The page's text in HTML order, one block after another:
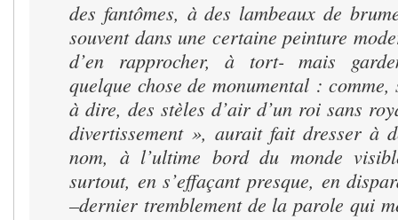
des fantômes, à des lambeaux de
souvent dans une certaine peinture
d’en rapprocher, à tort- mais
quelque chose de monumental :
à dire, des stèles d’air d’un roi sans
divertissement », aurait fait dresser à
nom, à l’ultime bord du monde
surtout, en s’effaçant presque, en
–dernier tremblement de la parole qui